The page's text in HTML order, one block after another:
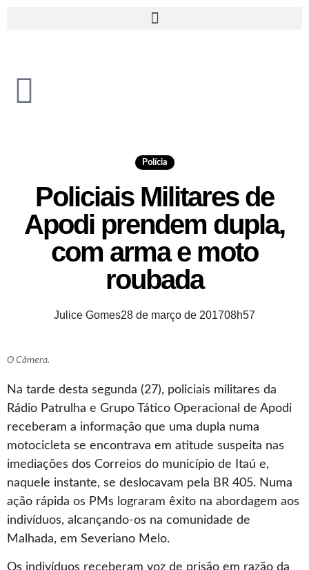
Polícia
Policiais Militares de
Apodi prendem dupla,
com arma e moto
roubada
Julice Gomes28 de março de 201708h57
O Câmera.
Na tarde desta segunda (27), policiais militares da
Rádio Patrulha e Grupo Tático Operacional de Apodi
receberam a informação que uma dupla numa
motocicleta se encontrava em atitude suspeita nas
imediações dos Correios do município de Itaú e,
naquele instante, se deslocavam pela BR 405. Numa
ação rápida os PMs lograram êxito na abordagem aos
indivíduos, alcançando-os na comunidade de
Malhada, em Severiano Melo.
Os indivíduos receberam voz de prisão em razão da